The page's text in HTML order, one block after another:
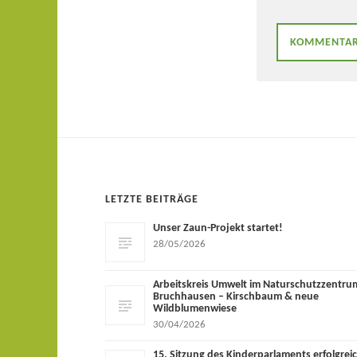
LETZTE BEITRÄGE
Unser Zaun-Projekt startet!
28/05/2026
Arbeitskreis Umwelt im
Bruchhausen – Kirschbaum & neue
Wildblumenwiese
30/04/2026